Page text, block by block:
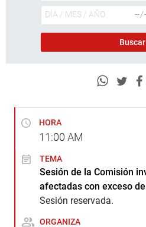
HORA
11:00 AM
TEMA
Sesión de la Comisión
afectadas con exceso
Sesión reservada.
ORGANIZA